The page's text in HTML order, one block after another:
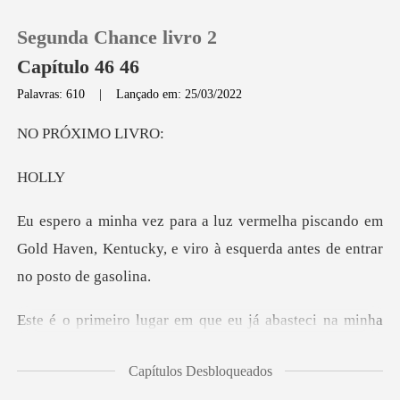
Loja
Histórico
Segunda Chance livro 2
Capítulo 46 46
Palavras: 610 |Lançado em: 25/03/2022
XIMO L
O
iscando em
Gold Haven, Kentucky, e viro à e
muito melhor
Capítulos Desbloqueados